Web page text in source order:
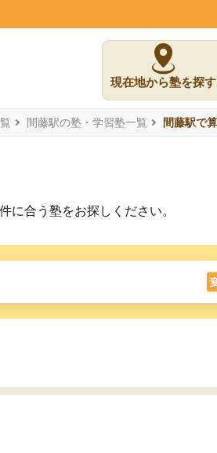
現在地から塾を探す
間藤駅の塾・学習塾一覧 間藤駅で
に合う塾をお探しください。